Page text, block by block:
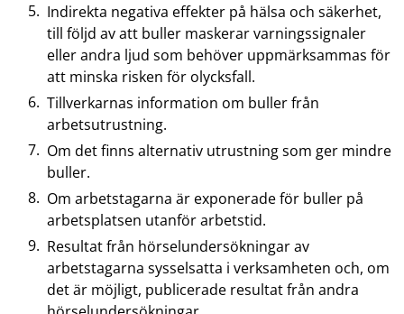
Indirekta negativa effekter på hälsa och säkerhet,
till följd av att buller maskerar varningssignaler
eller andra ljud som behöver uppmärksammas för
att minska risken för olycksfall.
Tillverkarnas information om buller från
arbetsutrustning.
Om det finns alternativ utrustning som ger mindre
buller.
Om arbetstagarna är exponerade för buller på
arbetsplatsen utanför arbetstid.
Resultat från hörselundersökningar av
arbetstagarna sysselsatta i verksamheten och, om
det är möjligt, publicerade resultat från andra